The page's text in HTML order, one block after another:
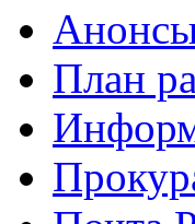
План